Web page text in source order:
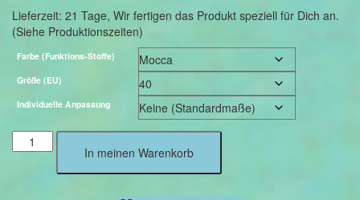
Lieferzeit: 21 Tage, Wir fertigen das Produkt speziell für Dich an.
(Siehe Produktionszeiten)
Farbe (Funktions-Stoffe)
Größe (EU)
Individuelle Anpassung
Pareo
Lina
In meinen Warenkorb